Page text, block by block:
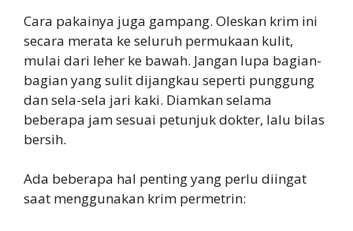
Cara pakainya juga gampang. Oleskan krim ini
secara merata ke seluruh permukaan kulit,
mulai dari leher ke bawah. Jangan lupa bagian-
bagian yang sulit dijangkau seperti punggung
dan sela-sela jari kaki. Diamkan selama
beberapa jam sesuai petunjuk dokter, lalu bilas
bersih.
Ada beberapa hal penting yang perlu diingat
saat menggunakan krim permetrin: